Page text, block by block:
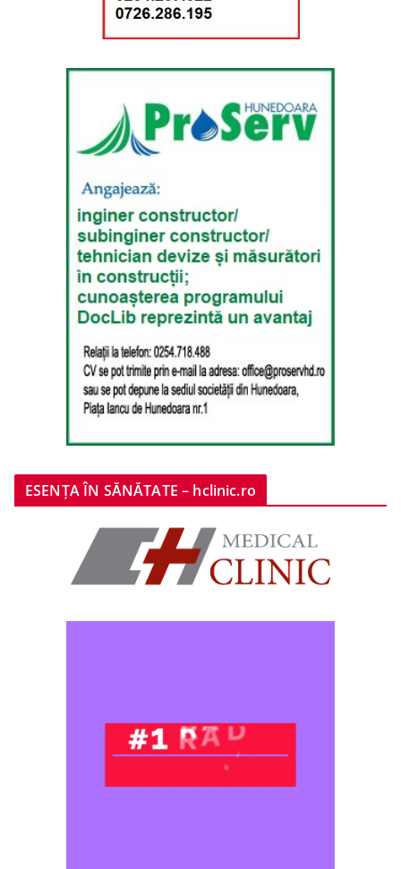
ESENȚA ÎN SĂNĂTATE – hclinic.ro